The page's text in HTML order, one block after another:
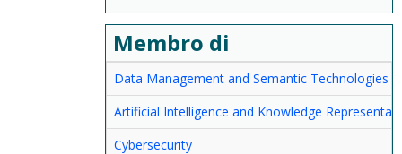
Membro di
Data Management and Semantic Technologies
Artificial Intelligence and Knowledge
Cybersecurity